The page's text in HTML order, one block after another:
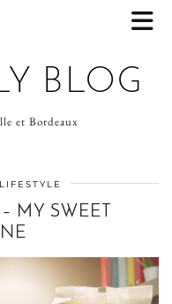
BLOG
et Bordeaux
LIFESTYLE
MY SWEET